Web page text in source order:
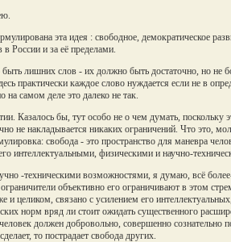
эта идея : свободное, демократическое
России и за её пределами.
лишних слов - их должно быть достаточно, но не
практически каждое слово нуждается если не в
самом деле это далеко не так.
Казалось бы, тут особо не о чем думать, поскольку
не накладывается никаких ограничений. Что это,
cвобода - это пространство для маневра
интеллектуальными, физическими и научно-
-техническими возможностями, я думаю, всё
объективно его ограничивают в этом
и целиком, связано с усилением его
норм вряд ли стоит ожидать существенного
должен добровольно, совершенно сознательно
то пострадает свобода других.